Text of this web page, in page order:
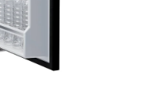
Front: